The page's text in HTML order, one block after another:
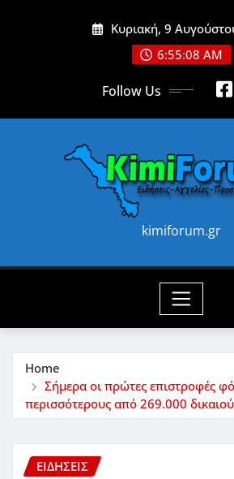
Κυριακή, 9
6:55:10 AM
Follow Us
kimiforum.gr
Home
Σήμερα οι πρώτες επιστροφές
περισσότερους από 269.000
ΕΙΔΗΣΕΙΣ